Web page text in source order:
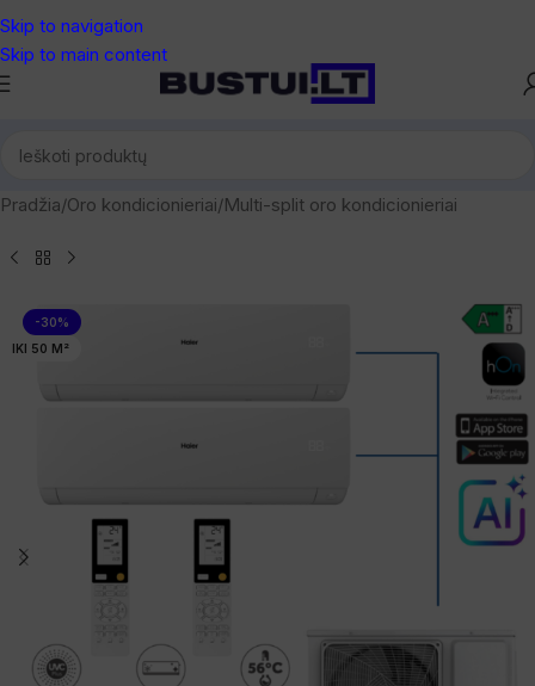
Skip to navigation
Skip to main content
Pradžia/Oro kondicionieriai/Multi-split oro kondicionieriai
-30%
IKI 50 M²